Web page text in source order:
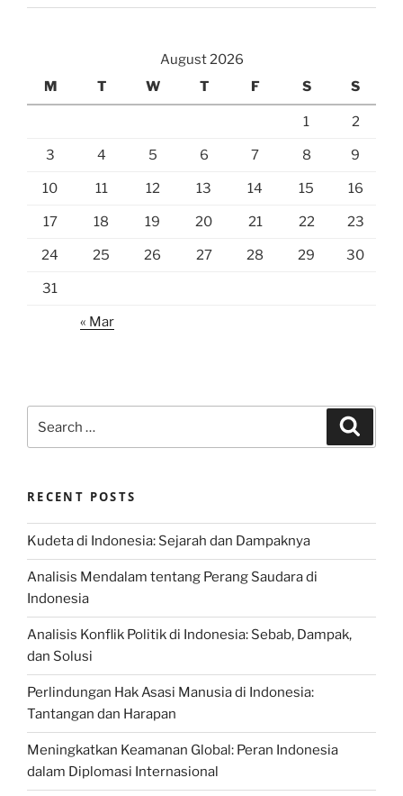
August 2026
M
T W T F S S
1 2
3 4 5 6 7 8 9
10 11 12 13 14 15 16
17 18 19 20 21 22 23
24 25 26 27 28 29 30
31
« Mar
for:
RECENT POSTS
Kudeta di Indonesia: Sejarah dan Dampaknya
Analisis Mendalam tentang Perang Saudara di
Indonesia
Analisis Konflik Politik di Indonesia: Sebab, Dampak,
dan Solusi
Perlindungan Hak Asasi Manusia di Indonesia:
Tantangan dan Harapan
Meningkatkan Keamanan Global: Peran Indonesia
dalam Diplomasi Internasional